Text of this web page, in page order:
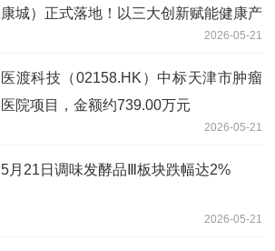
康城）正式落地！以三大创新赋能健康产
2026-05-21
医渡科技（02158.HK）中标天津市肿瘤
医院项目，金额约739.00万元
2026-05-21
5月21日调味发酵品Ⅲ板块跌幅达2%
2026-05-21